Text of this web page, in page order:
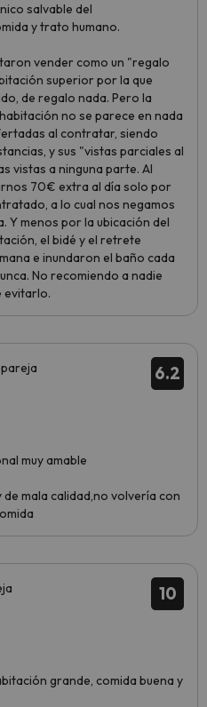
salvable del
y trato humano.
vender como un "regalo
superior por la que
de regalo nada. Pero la
no se parece en nada
al contratar, siendo
y sus "vistas parciales al
vistas a ninguna parte. Al
70€ extra al día solo por
a lo cual nos negamos
Y menos por la ubicación del
el bidé y el retrete
e inundaron el baño cada
No recomiendo a nadie
evitarlo.
6.2
muy amable
mala calidad,no volvería con
10
grande, comida buena y